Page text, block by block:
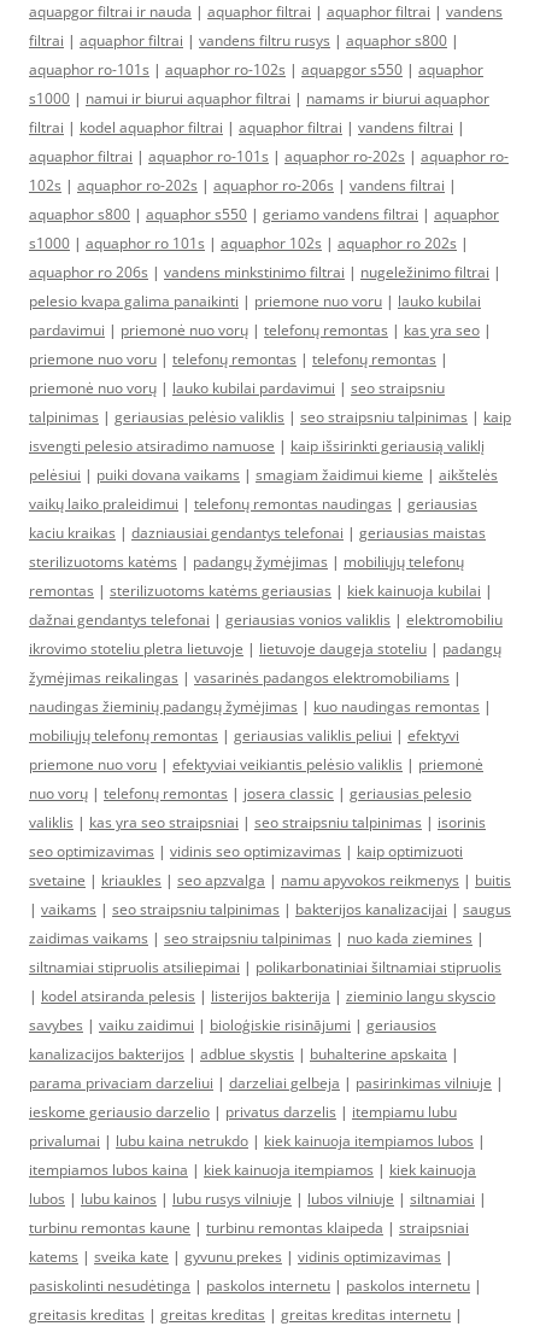
aquapgor filtrai ir nauda | aquaphor filtrai | aquaphor filtrai | vandens
filtrai | aquaphor filtrai | vandens filtru rusys | aquaphor s800 |
aquaphor ro-101s | aquaphor ro-102s | aquapgor s550 | aquaphor
s1000 | namui ir biurui aquaphor filtrai | namams ir biurui aquaphor
filtrai | kodel aquaphor filtrai | aquaphor filtrai | vandens filtrai |
aquaphor filtrai | aquaphor ro-101s | aquaphor ro-202s | aquaphor ro-
102s | aquaphor ro-202s | aquaphor ro-206s | vandens filtrai |
aquaphor s800 | aquaphor s550 | geriamo vandens filtrai | aquaphor
s1000 | aquaphor ro 101s | aquaphor 102s | aquaphor ro 202s |
aquaphor ro 206s | vandens minkstinimo filtrai | nugeležinimo filtrai |
pelesio kvapa galima panaikinti | priemone nuo voru | lauko kubilai
pardavimui | priemonė nuo vorų | telefonų remontas | kas yra seo |
priemone nuo voru | telefonų remontas | telefonų remontas |
priemonė nuo vorų | lauko kubilai pardavimui | seo straipsniu
talpinimas | geriausias pelėsio valiklis | seo straipsniu talpinimas | kaip
isvengti pelesio atsiradimo namuose | kaip išsirinkti geriausią valiklį
pelėsiui | puiki dovana vaikams | smagiam žaidimui kieme | aikštelės
vaikų laiko praleidimui | telefonų remontas naudingas | geriausias
kaciu kraikas | dazniausiai gendantys telefonai | geriausias maistas
sterilizuotoms katėms | padangų žymėjimas | mobiliųjų telefonų
remontas | sterilizuotoms katėms geriausias | kiek kainuoja kubilai |
dažnai gendantys telefonai | geriausias vonios valiklis | elektromobiliu
ikrovimo stoteliu pletra lietuvoje | lietuvoje daugeja stoteliu | padangų
žymėjimas reikalingas | vasarinės padangos elektromobiliams |
naudingas žieminių padangų žymėjimas | kuo naudingas remontas |
mobiliųjų telefonų remontas | geriausias valiklis peliui | efektyvi
priemone nuo voru | efektyviai veikiantis pelėsio valiklis | priemonė
nuo vorų | telefonų remontas | josera classic | geriausias pelesio
valiklis | kas yra seo straipsniai | seo straipsniu talpinimas | isorinis
seo optimizavimas | vidinis seo optimizavimas | kaip optimizuoti
svetaine | kriaukles | seo apzvalga | namu apyvokos reikmenys | buitis
| vaikams | seo straipsniu talpinimas | bakterijos kanalizacijai | saugus
zaidimas vaikams | seo straipsniu talpinimas | nuo kada ziemines |
siltnamiai stipruolis atsiliepimai | polikarbonatiniai šiltnamiai stipruolis
| kodel atsiranda pelesis | listerijos bakterija | zieminio langu skyscio
savybes | vaiku zaidimui | bioloģiskie risinājumi | geriausios
kanalizacijos bakterijos | adblue skystis | buhalterine apskaita |
parama privaciam darzeliui | darzeliai gelbeja | pasirinkimas vilniuje |
ieskome geriausio darzelio | privatus darzelis | itempiamu lubu
privalumai | lubu kaina netrukdo | kiek kainuoja itempiamos lubos |
itempiamos lubos kaina | kiek kainuoja itempiamos | kiek kainuoja
lubos | lubu kainos | lubu rusys vilniuje | lubos vilniuje | siltnamiai |
turbinu remontas kaune | turbinu remontas klaipeda | straipsniai
katems | sveika kate | gyvunu prekes | vidinis optimizavimas |
pasiskolinti nesudėtinga | paskolos internetu | paskolos internetu |
greitasis kreditas | greitas kreditas | greitas kreditas internetu |